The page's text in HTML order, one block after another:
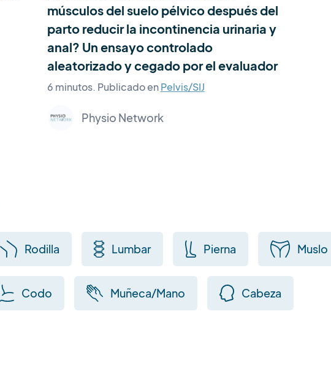
músculos del suelo pélvico después del
parto reducir la incontinencia urinaria y
anal? Un ensayo controlado
aleatorizado y cegado por el evaluador
6 minutos. Publicado enPelvis/SIJ
Physio Network
Rodilla Lumbar Pierna Muslo
Codo Muñeca/Mano Cabeza